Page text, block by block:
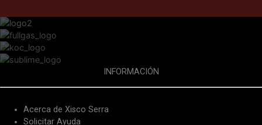
INFORMACIÓN
Acerca de Xisco Serra
Solicitar Ayuda